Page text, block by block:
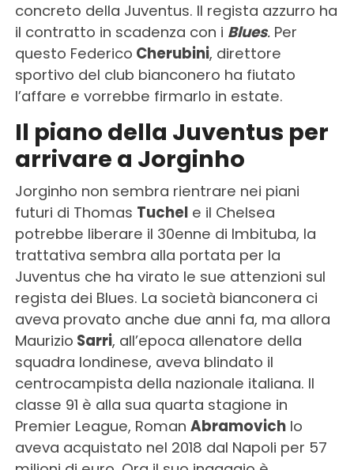
concreto della Juventus. Il regista azzurro ha
il contratto in scadenza con i Blues. Per
questo Federico Cherubini, direttore
sportivo del club bianconero ha fiutato
l’affare e vorrebbe firmarlo in estate.
Il piano della Juventus per
arrivare a Jorginho
Jorginho non sembra rientrare nei piani
futuri di Thomas Tuchele il Chelsea
potrebbe liberare il 30enne di Imbituba, la
trattativa sembra alla portata per la
Juventus che ha virato le sue attenzioni sul
regista dei Blues. La società bianconera ci
aveva provato anche due anni fa, ma allora
Maurizio Sarri, all’epoca allenatore della
squadra londinese, aveva blindato il
centrocampista della nazionale italiana. Il
classe 91 è alla sua quarta stagione in
Premier League, Roman Abramovichlo
aveva acquistato nel 2018 dal Napoli per 57